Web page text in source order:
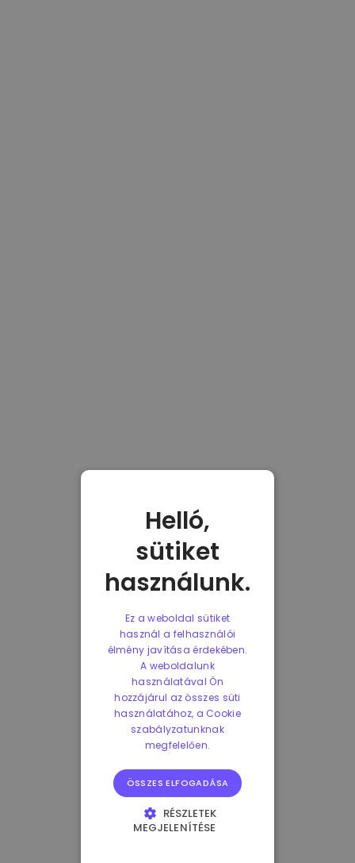
Helló,
sütiket
használunk.
Ez a weboldal sütiket
használ a felhasználói
élmény javítása érdekében.
A weboldalunk
használatával Ön
hozzájárul az összes süti
használatához, a Cookie
szabályzatunknak
megfelelően.
ÖSSZES ELFOGADÁSA
RÉSZLETEK
MEGJELENÍTÉSE